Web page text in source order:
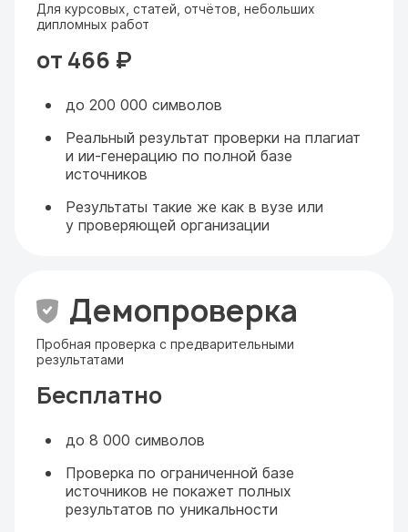
Для курсовых, статей, отчётов, небольших
дипломных работ
от 466 ₽
до 200 000 символов
Реальный результат проверки на плагиат
и ии-генерацию по полной базе
источников
Результаты такие же как в вузе или
у проверяющей организации
Демопроверка
Пробная проверка с предварительными
результатами
Бесплатно
до 8 000 символов
Проверка по ограниченной базе
источников не покажет полных
результатов по уникальности